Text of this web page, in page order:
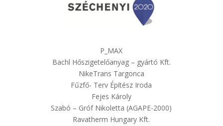
P_MAX
Bachl Hőszigetelőanyag – gyártó Kft.
NikeTrans Targonca
Fűzfő- Terv Építész Iroda
Fejes Károly
Szabó – Gróf Nikoletta (AGAPE-2000)
Ravatherm Hungary Kft.